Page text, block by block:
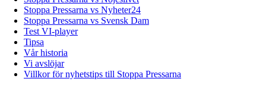
Stoppa Pressarna vs Nyheter24
Stoppa Pressarna vs Svensk Dam
Test VI-player
Tipsa
Vår historia
Vi avslöjar
Villkor för nyhetstips till Stoppa Pressarna